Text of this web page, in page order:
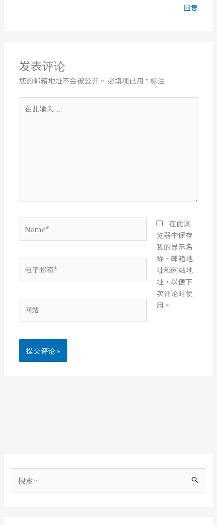
回复
发表评论
您的邮箱地址不会被公开。 必填项已用 *标注
子
箱
站
在此浏
览器中保存
我的显示名
称、邮箱地
址和网站地
址，以便下
次评论时使
用。